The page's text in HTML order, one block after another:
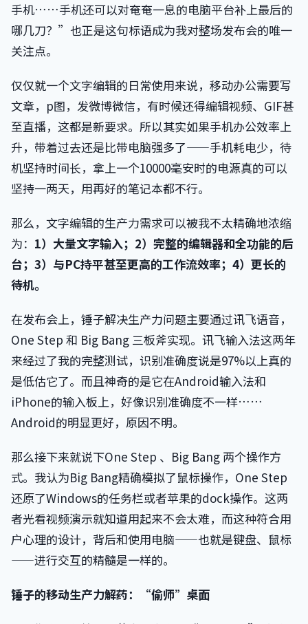
手机……手机还可以对奄奄一息的电脑平台补上最后的
哪几刀？”也正是这句标语成为我对整场发布会的唯一
关注点。
仅仅就一个文字编辑的日常使用来说，移动办公需要写
文章，p图，发微博微信，有时候还得编辑视频、GIF甚
至直播，这都是新要求。所以其实如果手机办公效率上
升，带着过去还是比带电脑强多了——手机耗电少，待
机坚持时间长，拿上一个10000毫安时的电源真的可以
坚持一两天，用再好的笔记本都不行。
那么，文字编辑的生产力需求可以被我不太精确地浓缩
为： 1）大量文字输入；2）完整的编辑器和全功能的后
台；3）与PC持平甚至更高的工作流效率；4）更长的
待机。
在发布会上，锤子解决生产力问题主要通过讯飞语音，
One Step 和 Big Bang 三板斧实现。讯飞输入法这两年
来经过了我的完整测试，识别准确度说是97%以上真的
是低估它了。而且神奇的是它在Android输入法和
iPhone的输入板上，好像识别准确度不一样……
Android的明显更好，原因不明。
那么接下来就说下One Step 、Big Bang 两个操作方
式。我认为Big Bang精确模拟了鼠标操作，One Step
还原了Windows的任务栏或者苹果的dock操作。这两
者光看视频演示就知道用起来不会太难，而这种符合用
户心理的设计，背后和使用电脑——也就是键盘、鼠标
——进行交互的精髓是一样的。
锤子的移动生产力解药：“偷师”桌面